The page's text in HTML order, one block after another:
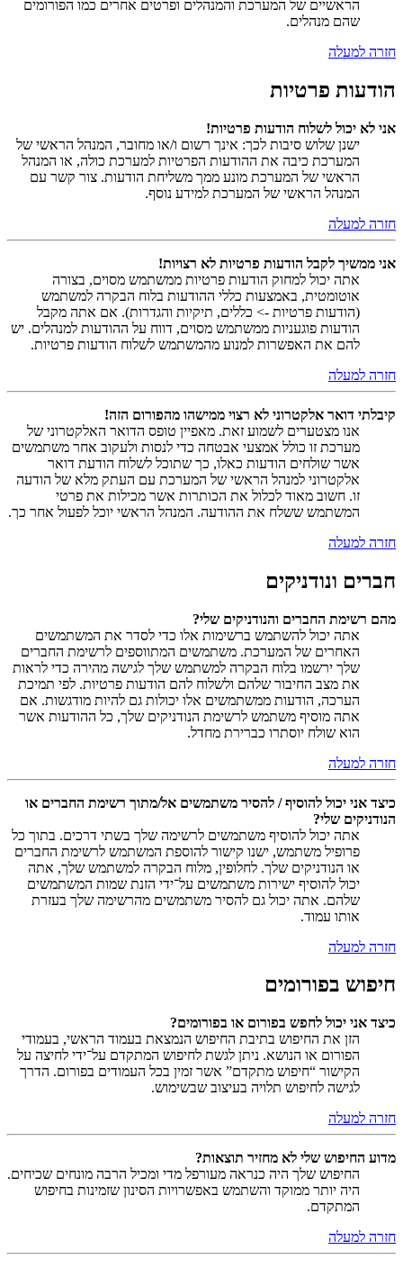
הראשיים של המערכת והמנהלים ופרטים אחרים כמו הפורומים
שהם מנהלים.
חזרה למעלה
הודעות פרטיות
אני לא יכול לשלוח הודעות פרטיות!
ישנן שלוש סיבות לכך: אינך רשום ו/או מחובר, המנהל הראשי של
המערכת כיבה את ההודעות הפרטיות למערכת כולה, או המנהל
הראשי של המערכת מונע ממך משליחת הודעות. צור קשר עם
המנהל הראשי של המערכת למידע נוסף.
חזרה למעלה
אני ממשיך לקבל הודעות פרטיות לא רצויות!
אתה יכול למחוק הודעות פרטיות ממשתמש מסוים, בצורה
אוטומטית, באמצעות כללי ההודעות בלוח הבקרה למשתמש
(הודעות פרטיות -> כללים, תיקיות והגדרות). אם אתה מקבל
הודעות פוגעניות ממשתמש מסוים, דווח על ההודעות למנהלים. יש
להם את האפשרות למנוע מהמשתמש לשלוח הודעות פרטיות.
חזרה למעלה
קיבלתי דואר אלקטרוני לא רצוי ממישהו מהפורום הזה!
אנו מצטערים לשמוע זאת. מאפיין טופס הדואר האלקטרוני של
מערכת זו כולל אמצעי אבטחה כדי לנסות ולעקוב אחר משתמשים
אשר שולחים הודעות כאלו, כך שתוכל לשלוח הודעת דואר
אלקטרוני למנהל הראשי של המערכת עם העתק מלא של הודעה
זו. חשוב מאוד לכלול את הכותרות אשר מכילות את פרטי
המשתמש ששלח את ההודעה. המנהל הראשי יוכל לפעול אחר כך.
חזרה למעלה
חברים ונודניקים
מהם רשימת החברים והנודניקים שלי?
אתה יכול להשתמש ברשימות אלו כדי לסדר את המשתמשים
האחרים של המערכת. משתמשים המתווספים לרשימת החברים
שלך ירשמו בלוח הבקרה למשתמש שלך לגישה מהירה כדי לראות
את מצב החיבור שלהם ולשלוח להם הודעות פרטיות. לפי תמיכת
הערכה, הודעות ממשתמשים אלו יכולות גם להיות מודגשות. אם
אתה מוסיף משתמש לרשימת הנודניקים שלך, כל ההודעות אשר
הוא שולח יוסתרו כברירת מחדל.
חזרה למעלה
כיצד אני יכול להוסיף / להסיר משתמשים אל/מתוך רשימת החברים או
הנודניקים שלי?
אתה יכול להוסיף משתמשים לרשימה שלך בשתי דרכים. בתוך כל
פרופיל משתמש, ישנו קישור להוספת המשתמש לרשימת החברים
או הנודניקים שלך. לחלופין, מלוח הבקרה למשתמש שלך, אתה
יכול להוסיף ישירות משתמשים על־ידי הזנת שמות המשתמשים
שלהם. אתה יכול גם להסיר משתמשים מהרשימה שלך בעזרת
אותו עמוד.
חזרה למעלה
חיפוש בפורומים
כיצד אני יכול לחפש בפורום או בפורומים?
הזן את החיפוש בתיבת החיפוש הנמצאת בעמוד הראשי, בעמודי
הפורום או הנושא. ניתן לגשת לחיפוש המתקדם על־ידי לחיצה על
הקישור “חיפוש מתקדם” אשר זמין בכל העמודים בפורום. הדרך
לגישה לחיפוש תלויה בעיצוב שבשימוש.
חזרה למעלה
מדוע החיפוש שלי לא מחזיר תוצאות?
החיפוש שלך היה כנראה מעורפל מדי ומכיל הרבה מונחים שכיחים.
היה יותר ממוקד והשתמש באפשרויות הסינון שזמינות בחיפוש
המתקדם.
חזרה למעלה